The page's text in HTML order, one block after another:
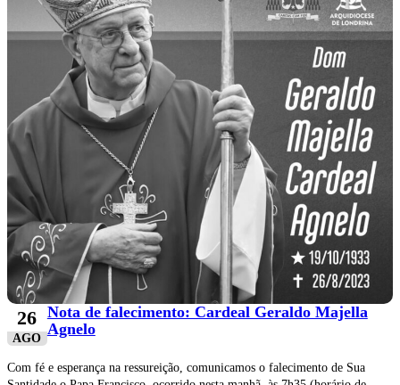
26
AGO
Nota de falecimento: Cardeal Geraldo Majella
Agnelo
Com fé e esperança na ressureição, comunicamos o falecimento de Sua